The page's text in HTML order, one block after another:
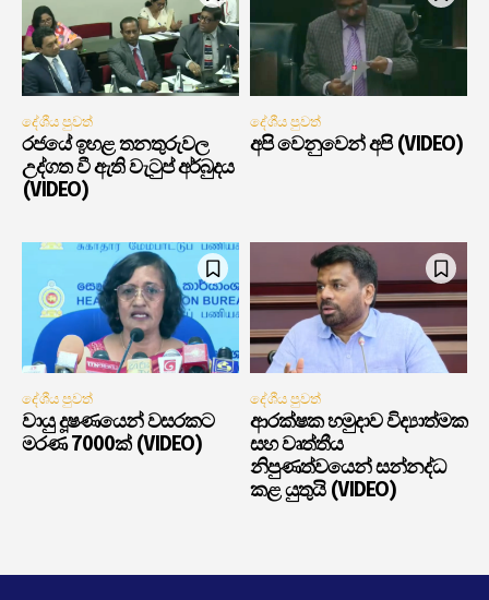
දේශීය පුවත්
රජයේ ඉහළ තනතුරුවල
උද්ගත වී ඇති වැටුප් අර්බුදය
(VIDEO)
දේශීය පුවත්
අපි වෙනුවෙන් අපි (VIDEO)
දේශීය පුවත්
වායු දූෂණයෙන් වසරකට
මරණ 7000ක් (VIDEO)
දේශීය පුවත්
ආරක්ෂක හමුදාව විද්‍යාත්මක
සහ වෘත්තීය
නිපුණත්වයෙන් සන්නද්ධ
කළ යුතුයි (VIDEO)